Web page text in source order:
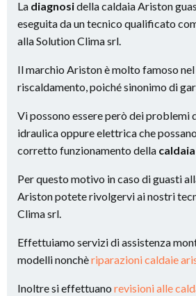
La diagnosidella caldaia Ariston
eseguita da un tecnico qualificato
alla Solution Clima srl.
Il marchio Ariston è molto famoso
riscaldamento, poiché sinonimo di
Vi possono essere però dei problemi
idraulica oppure elettrica che
corretto funzionamento della
Per questo motivo in caso di guasti
Ariston potete rivolgervi ai nostri
Clima srl.
Effettuiamo servizi di assistenza
modelli nonchèriparazioni caldaie
Inoltre si effettuano revisioni alle